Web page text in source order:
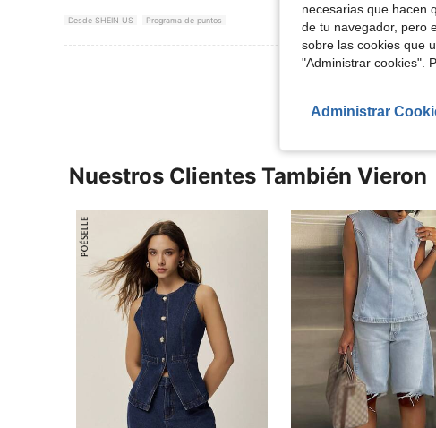
Desde SHEIN US Programa de puntos
Ver Más Reseñas
Nuestros Clientes También Vieron
necesarias que hacen
de tu navegador, pero
sobre las cookies que
"Administrar cookies".
Administrar